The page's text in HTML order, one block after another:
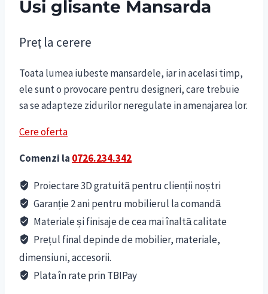
Usi glisante Mansarda
Preț la cerere
Toata lumea iubeste mansardele, iar in acelasi timp,
ele sunt o provocare pentru designeri, care trebuie
sa se adapteze zidurilor neregulate in amenajarea lor.
Cere oferta
Comenzi la 0726.234.342
Proiectare 3D gratuită pentru clienții noștri
Garanție 2 ani pentru mobilierul la comandă
Materiale și finisaje de cea mai înaltă calitate
Prețul final depinde de mobilier, materiale,
dimensiuni, accesorii.
Plata în rate prin TBIPay